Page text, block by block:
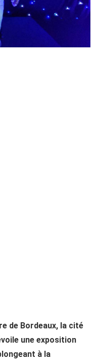
de Bordeaux, la cité
une exposition
à la